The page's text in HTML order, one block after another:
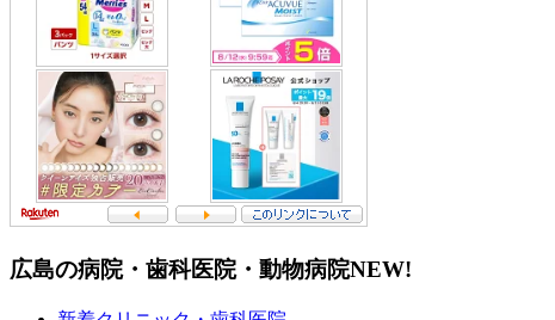
広島の病院・歯科医院・動物病院NEW!